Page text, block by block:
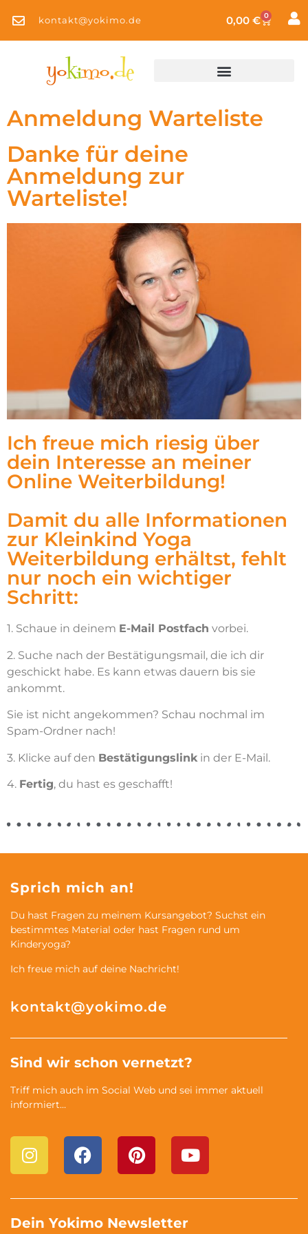
kontakt@yokimo.de 0,00 € 0
Anmeldung Warteliste
Danke für deine
Anmeldung zur
Warteliste!
Ich freue mich riesig über
dein Interesse an meiner
Online Weiterbildung!
Damit du alle Informationen
zur Kleinkind Yoga
Weiterbildung erhältst, fehlt
nur noch ein wichtiger
Schritt:
1. Schaue in deinem E-Mail Postfach vorbei.
2. Suche nach der Bestätigungsmail, die ich dir
geschickt habe. Es kann etwas dauern bis sie
ankommt.
Sie ist nicht angekommen? Schau nochmal im
Spam-Ordner nach!
3. Klicke auf den Bestätigungslink in der E-Mail.
4. Fertig, du hast es geschafft!
Sprich mich an!
Du hast Fragen zu meinem Kursangebot? Suchst ein
bestimmtes Material oder hast Fragen rund um
Kinderyoga?
Ich freue mich auf deine Nachricht!
kontakt@yokimo.de
Sind wir schon vernetzt?
Triff mich auch im Social Web und sei immer aktuell
informiert…
Dein Yokimo Newsletter